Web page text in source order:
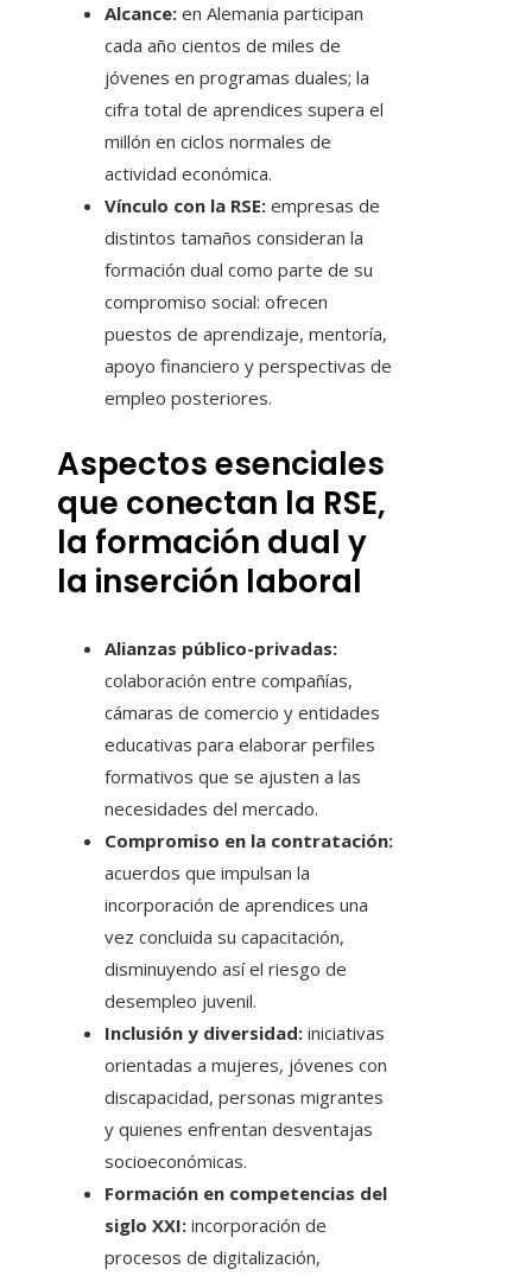
Alcance: en Alemania participan
cada año cientos de miles de
jóvenes en programas duales; la
cifra total de aprendices supera el
millón en ciclos normales de
actividad económica.
Vínculo con la RSE: empresas de
distintos tamaños consideran la
formación dual como parte de su
compromiso social: ofrecen
puestos de aprendizaje, mentoría,
apoyo financiero y perspectivas de
empleo posteriores.
Aspectos esenciales
que conectan la RSE,
la formación dual y
la inserción laboral
Alianzas público-privadas:
colaboración entre compañías,
cámaras de comercio y entidades
educativas para elaborar perfiles
formativos que se ajusten a las
necesidades del mercado.
Compromiso en la contratación:
acuerdos que impulsan la
incorporación de aprendices una
vez concluida su capacitación,
disminuyendo así el riesgo de
desempleo juvenil.
Inclusión y diversidad: iniciativas
orientadas a mujeres, jóvenes con
discapacidad, personas migrantes
y quienes enfrentan desventajas
socioeconómicas.
Formación en competencias del
siglo XXI: incorporación de
procesos de digitalización,